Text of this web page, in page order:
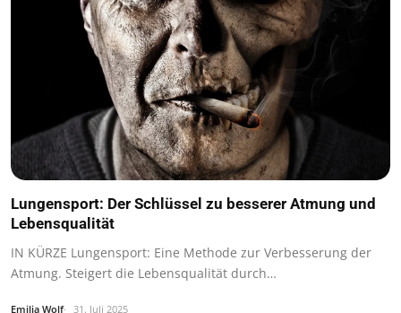
Lungensport: Der Schlüssel zu besserer Atmung und
Lebensqualität
IN KÜRZE Lungensport: Eine Methode zur Verbesserung der
Atmung. Steigert die Lebensqualität durch…
Emilia Wolf 31. Juli 2025